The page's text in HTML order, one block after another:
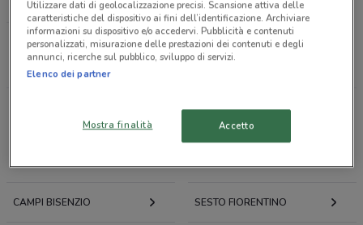
Tutti i negozi
Volantini e offerte intorno a Prato
CAMPI BISENZIO SESTO FIORENTINO
Utilizzare dati di geolocalizzazione precisi. Scansione attiva delle
caratteristiche del dispositivo ai fini dell’identificazione. Archiviare
informazioni su dispositivo e/o accedervi. Pubblicità e contenuti
personalizzati, misurazione delle prestazioni dei contenuti e degli
annunci, ricerche sul pubblico, sviluppo di servizi.
Elenco dei partner
Mostra finalità Accetto